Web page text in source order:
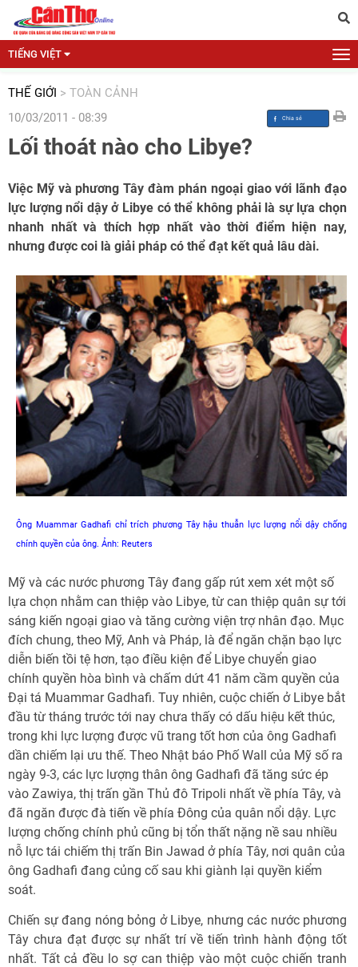
TIẾNG VIỆT
THẾ GIỚI > TOÀN CẢNH
10/03/2011 - 08:39
Lối thoát nào cho Libye?
Việc Mỹ và phương Tây đàm phán ngoại giao với lãnh đạo
lực lượng nổi dậy ở Libye có thể không phải là sự lựa chọn
nhanh nhất và thích hợp nhất vào thời điểm hiện nay,
nhưng được coi là giải pháp có thể đạt kết quả lâu dài.
Ông Muammar Gadhafi chỉ trích phương Tây hậu thuẫn lực lượng nổi dậy chống
chính quyền của ông. Ảnh: Reuters
Mỹ và các nước phương Tây đang gấp rút xem xét một số
lựa chọn nhằm can thiệp vào Libye, từ can thiệp quân sự tới
sáng kiến ngoại giao và tăng cường viện trợ nhân đạo. Mục
đích chung, theo Mỹ, Anh và Pháp, là để ngăn chặn bạo lực
diễn biến tồi tệ hơn, tạo điều kiện để Libye chuyển giao
chính quyền hòa bình và chấm dứt 41 năm cầm quyền của
Đại tá Muammar Gadhafi. Tuy nhiên, cuộc chiến ở Libye bắt
đầu từ tháng trước tới nay chưa thấy có dấu hiệu kết thúc,
trong khi lực lượng được vũ trang tốt hơn của ông Gadhafi
dần chiếm lại ưu thế. Theo Nhật báo Phố Wall của Mỹ số ra
ngày 9-3, các lực lượng thân ông Gadhafi đã tăng sức ép
vào Zawiya, thị trấn gần Thủ đô Tripoli nhất về phía Tây, và
đã ngăn được đà tiến về phía Đông của quân nổi dậy. Lực
lượng chống chính phủ cũng bị tổn thất nặng nề sau nhiều
nỗ lực tái chiếm thị trấn Bin Jawad ở phía Tây, nơi quân của
ông Gadhafi đang củng cố sau khi giành lại quyền kiểm
soát.
Chiến sự đang nóng bỏng ở Libye, nhưng các nước phương
Tây chưa đạt được sự nhất trí về tiến trình hành động tốt
nhất. Tất cả đều lo sợ can thiệp vào một cuộc chiến tranh